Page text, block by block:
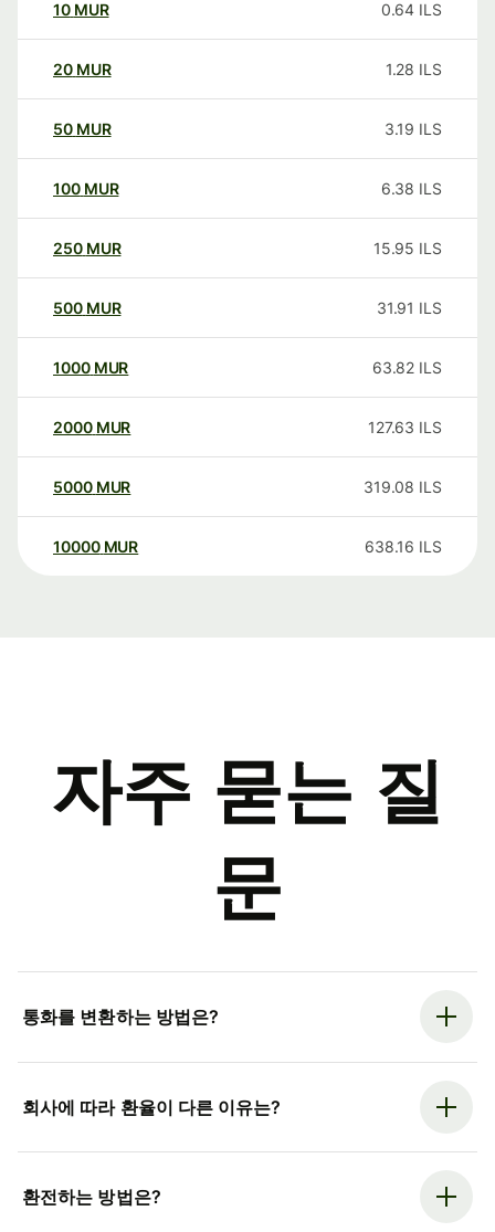
10 MUR 0.64 ILS
20 MUR 1.28 ILS
50 MUR 3.19 ILS
100 MUR 6.38 ILS
250 MUR 15.95 ILS
500 MUR 31.91 ILS
1000 MUR 63.82 ILS
2000 MUR 127.63 ILS
5000 MUR 319.08 ILS
10000 MUR 638.16 ILS
자주 묻는 질
문
통화를 변환하는 방법은?
회사에 따라 환율이 다른 이유는?
환전하는 방법은?